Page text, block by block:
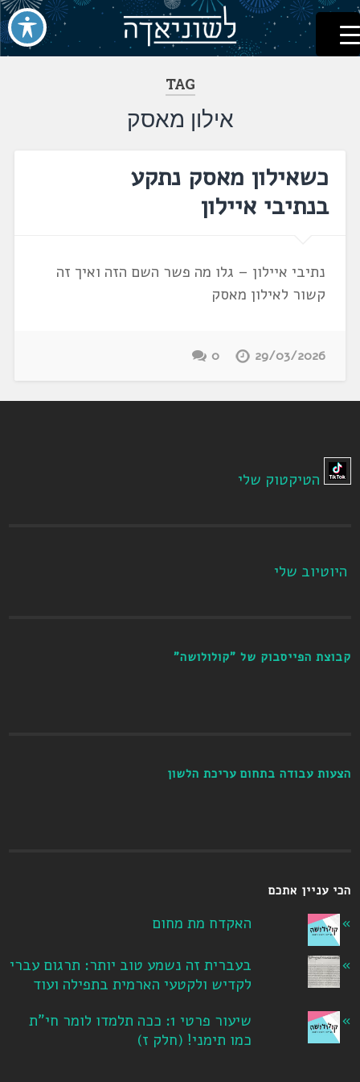
דלג
לתוכן
לשוניאדה
עברית. לשון. שפה
TAG
אילון מאסק
כשאילון מאסק נתקע
בנתיבי איילון
נתיבי איילון – גלו מה פשר השם הזה ואיך זה
קשור לאילון מאסק
29/03/2026
0
הטיקטוק שלי
היוטיוב שלי
קבוצת הפייסבוק של "קולולושה"
הצעות עבודה בתחום עריכת הלשון
הכי עניין אתכם
האקדח מת מחום
בעברית זה נשמע טוב יותר: תרגום עברי
לקדיש ולקטעי הארמית בתפילה ועוד
שיעור פרטי 1: ככה תלמדו לומר חי"ת
כמו תימני! ‏(חלק ז‏)